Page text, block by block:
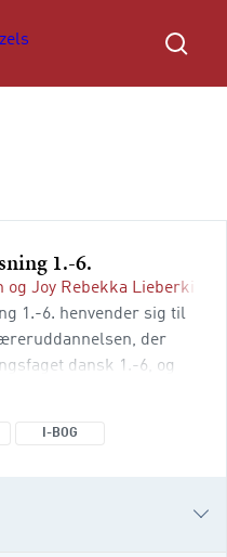
1.-6.
og Joy Rebekka Lieberkind
1.-6. henvender sig til
der
dansk 1.-6, og
I-BOG